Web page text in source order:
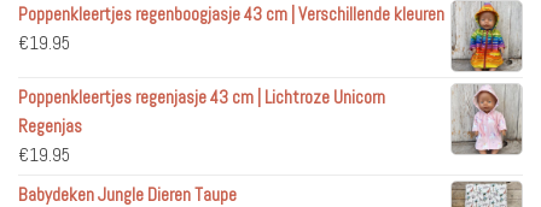
Poppenkleertjes regenboogjasje 43 cm | Verschillende kleuren
€19.95
Poppenkleertjes regenjasje 43 cm | Lichtroze Unicorn
Regenjas
€19.95
Babydeken Jungle Dieren Taupe